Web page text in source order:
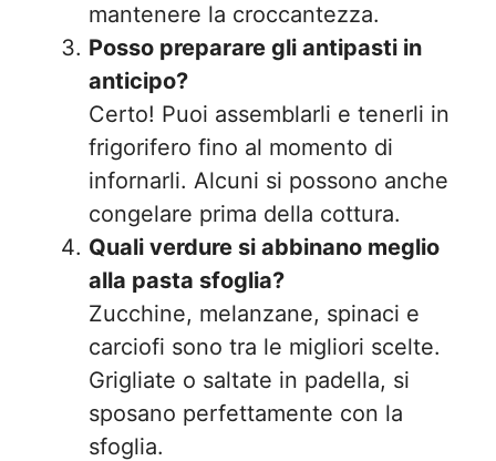
mantenere la croccantezza.
Posso preparare gli antipasti in
anticipo?
Certo! Puoi assemblarli e tenerli in
frigorifero fino al momento di
infornarli. Alcuni si possono anche
congelare prima della cottura.
Quali verdure si abbinano meglio
alla pasta sfoglia?
Zucchine, melanzane, spinaci e
carciofi sono tra le migliori scelte.
Grigliate o saltate in padella, si
sposano perfettamente con la
sfoglia.